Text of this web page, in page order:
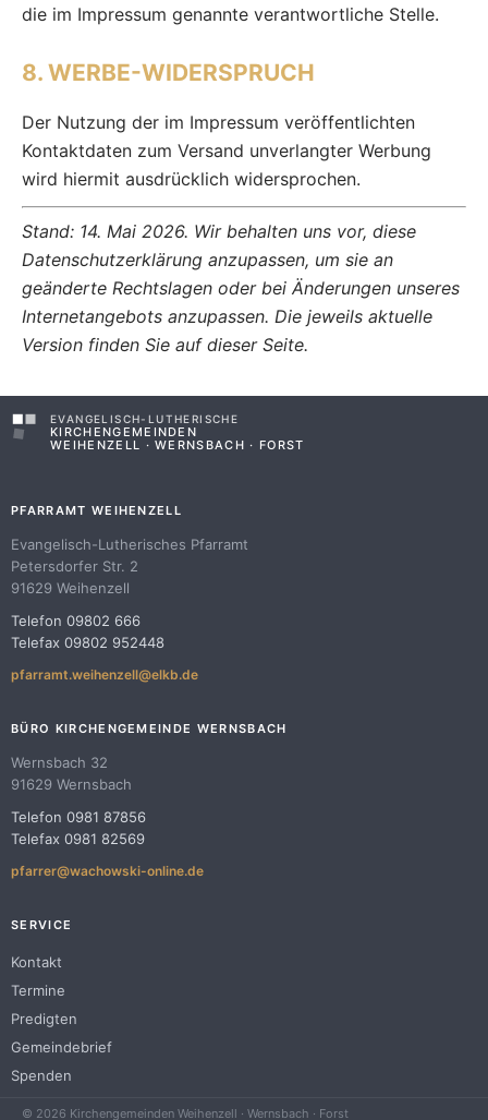
die im Impressum genannte verantwortliche Stelle.
8. WERBE-WIDERSPRUCH
Der Nutzung der im Impressum veröffentlichten
Kontaktdaten zum Versand unverlangter Werbung
wird hiermit ausdrücklich widersprochen.
Stand: 14. Mai 2026. Wir behalten uns vor, diese
Datenschutzerklärung anzupassen, um sie an
geänderte Rechtslagen oder bei Änderungen unseres
Internetangebots anzupassen. Die jeweils aktuelle
Version finden Sie auf dieser Seite.
EVANGELISCH-LUTHERISCHE
KIRCHENGEMEINDEN
WEIHENZELL · WERNSBACH · FORST
PFARRAMT WEIHENZELL
Evangelisch-Lutherisches Pfarramt
Petersdorfer Str. 2
91629 Weihenzell
Telefon 09802 666
Telefax 09802 952448
pfarramt.weihenzell@elkb.de
BÜRO KIRCHENGEMEINDE WERNSBACH
Wernsbach 32
91629 Wernsbach
Telefon 0981 87856
Telefax 0981 82569
pfarrer@wachowski-online.de
SERVICE
Kontakt
Termine
Predigten
Gemeindebrief
Spenden
© 2026 Kirchengemeinden Weihenzell · Wernsbach · Forst